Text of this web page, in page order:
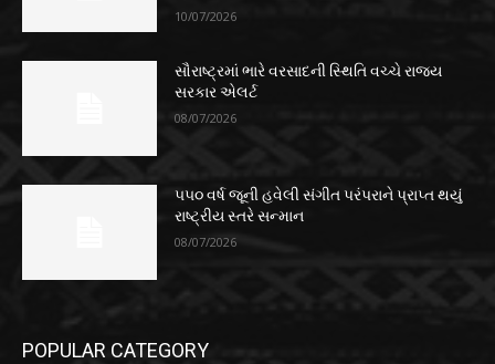
10/07/2026
સૌરાષ્ટ્રમાં ભારે વરસાદની સ્થિતિ વચ્ચે રાજ્ય
સરકાર એલર્ટ
08/07/2026
૫૫૦ વર્ષ જૂની હવેલી સંગીત પરંપરાને પ્રાપ્ત થયું
રાષ્ટ્રીય સ્તરે સન્માન
08/07/2026
POPULAR CATEGORY